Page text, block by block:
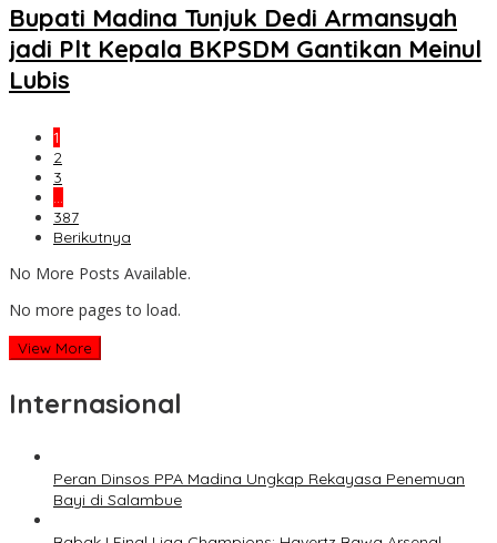
Bupati Madina Tunjuk Dedi Armansyah
jadi Plt Kepala BKPSDM Gantikan Meinul
Lubis
1
2
3
…
387
Berikutnya
No More Posts Available.
No more pages to load.
View More
Internasional
Peran Dinsos PPA Madina Ungkap Rekayasa Penemuan
Bayi di Salambue